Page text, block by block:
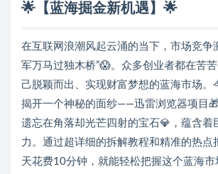
🌟【蓝海掘金新机遇】🌟
在互联网浪潮风起云涌的当下，市场竞争
军万马过独木桥”😱。众多创业者都在苦
己脱颖而出、实现财富梦想的蓝海市场。
揭开一个神秘的面纱——迅雷浏览器项目
遗忘在角落却光芒四射的宝石💎，蕴含着
力。通过超详细的拆解教程和精准的热点
天花费10分钟，就能轻松把握这个蓝海市